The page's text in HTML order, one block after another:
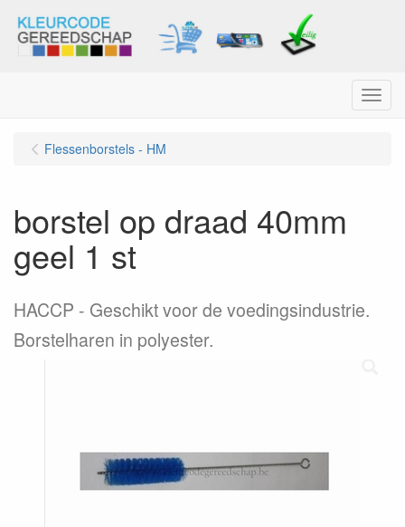
Menu
Flessenborstels - HM
borstel op draad 40mm
geel 1 st
HACCP - Geschikt voor de voedingsindustrie.
Borstelharen in polyester.